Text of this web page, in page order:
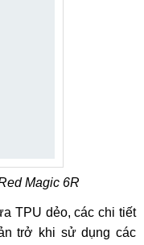
Magic 6R
TPU dẻo, các chi tiết
trở khi sử dụng các